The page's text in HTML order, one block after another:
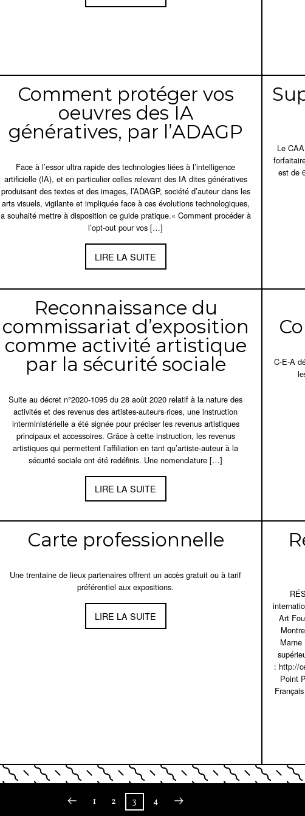
Comment protéger vos
oeuvres des IA
génératives, par l’ADAGP
Face à l’essor ultra rapide des technologies liées à l’intelligence
artificielle (IA), et en particulier celles relevant des IA dites génératives
produisant des textes et des images, l’ADAGP, société d’auteur dans les
arts visuels, vigilante et impliquée face à ces évolutions technologiques,
a souhaité mettre à disposition ce guide pratique.« Comment procéder à
l’opt-out pour vos […]
LIRE LA SUITE
Le
est de
Reconnaissance du
commissariat d’exposition
comme activité artistique
par la sécurité sociale
Suite au décret n°2020-1095 du 28 août 2020 relatif à la nature des
activités et des revenus des artistes-auteurs·rices, une instruction
interministérielle a été signée pour préciser les revenus artistiques
principaux et accessoires. Grâce à cette instruction, les revenus
artistiques qui permettent l’affiliation en tant qu’artiste-auteur à la
sécurité sociale ont été redéfinis. Une nomenclature […]
LIRE LA SUITE
C-E-A
Carte professionnelle
Une trentaine de lieux partenaires offrent un accès gratuit ou à tarif
préférentiel aux expositions.
LIRE LA SUITE
Art
Marne
: http://
Point
1 2 3 4